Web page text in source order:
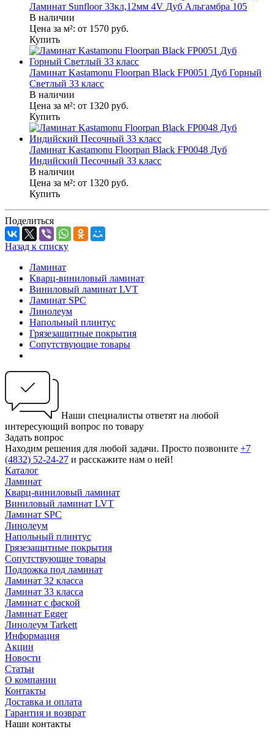
Ламинат Sunfloor 33кл,12мм 4V Дуб Альгамбра 105
В наличии
Цена за м²: от 1570 руб.
Купить
Ламинат Kastamonu Floorpan Black FP0051 Дуб Горный
Светлый 33 класс
В наличии
Цена за м²: от 1320 руб.
Купить
Ламинат Kastamonu Floorpan Black FP0048 Дуб
Индийский Песочный 33 класс
В наличии
Цена за м²: от 1320 руб.
Купить
Поделиться
Назад к списку
Ламинат
Кварц-виниловый ламинат
Виниловый ламинат LVT
Ламинат SPC
Линолеум
Напольный плинтус
Грязезащитные покрытия
Сопутствующие товары
Наши специалисты ответят на любой
интересующий вопрос по товару
Задать вопрос
Находим решения для любой задачи. Просто позвоните +7
(4832) 52-24-27 и расскажите нам о ней!
Каталог
Ламинат
Кварц-виниловый ламинат
Виниловый ламинат LVT
Ламинат SPC
Линолеум
Напольный плинтус
Грязезащитные покрытия
Сопутствующие товары
Подложка под ламинат
Ламинат 32 класса
Ламинат 33 класса
Ламинат с фаской
Ламинат Egger
Линолеум Tarkett
Информация
Акции
Новости
Статьи
О компании
Контакты
Доставка и оплата
Гарантия и возврат
Наши контакты